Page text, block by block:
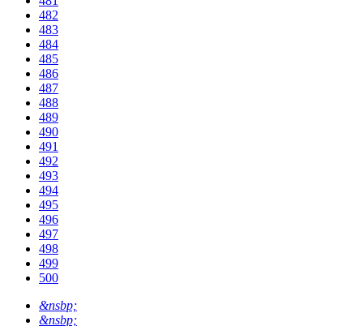
482
483
484
485
486
487
488
489
490
491
492
493
494
495
496
497
498
499
500
&nsbp;
&nsbp;